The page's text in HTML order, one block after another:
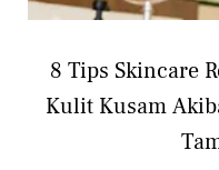
8 Tips Skincare
Kulit Kusam